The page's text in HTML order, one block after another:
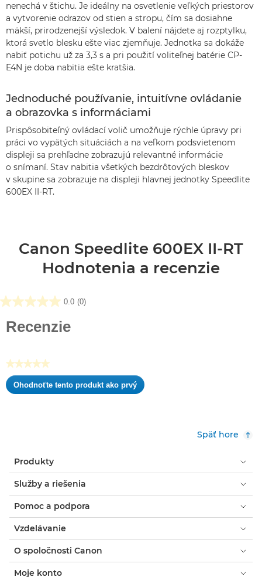
nenechá v štichu. Je ideálny na osvetlenie veľkých priestorov
a vytvorenie odrazov od stien a stropu, čím sa dosiahne
mäkší, prirodzenejší výsledok. V balení nájdete aj rozptylku,
ktorá svetlo blesku ešte viac zjemňuje. Jednotka sa dokáže
nabiť potichu už za 3,3 s a pri použití voliteľnej batérie CP-
E4N je doba nabitia ešte kratšia.
Jednoduché používanie, intuitívne ovládanie
a obrazovka s informáciami
Prispôsobiteľný ovládací volič umožňuje rýchle úpravy pri
práci vo vypätých situáciách a na veľkom podsvietenom
displeji sa prehľadne zobrazujú relevantné informácie
o snímaní. Stav nabitia všetkých bezdrôtových bleskov
v skupine sa zobrazuje na displeji hlavnej jednotky Speedlite
600EX II-RT.
Canon Speedlite 600EX II-RT
Hodnotenia a recenzie
0.0 (0)
0.0
Recenzie
★★★★★
Žiadna
hodnota
Ohodnoťte tento produkt ako prvý
.
Späť hore
Produkty
Služby a riešenia
Pomoc a podpora
Vzdelávanie
O spoločnosti Canon
Moje konto